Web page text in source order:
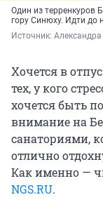
Один из терренкуров
гору Синюху. Идти до
Источник: Александра
Хочется в
тех, у кого
хочется быть
внимание на
санаториями,
отлично
Как именно —
NGS.RU.